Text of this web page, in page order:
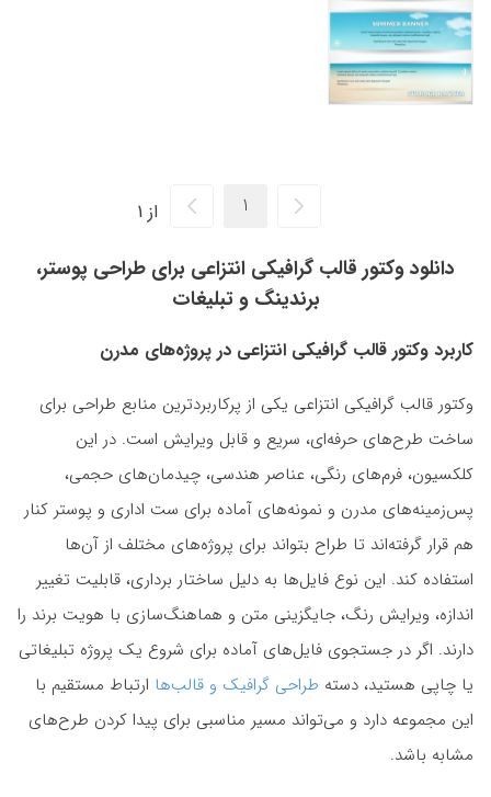
از 1
دانلود وکتور قالب گرافیکی انتزاعی برای طراحی پوستر،
برندینگ و تبلیغات
کاربرد وکتور قالب گرافیکی انتزاعی در پروژه‌های مدرن
وکتور قالب گرافیکی انتزاعی یکی از پرکاربردترین منابع طراحی برای
ساخت طرح‌های حرفه‌ای، سریع و قابل ویرایش است. در این
کلکسیون، فرم‌های رنگی، عناصر هندسی، چیدمان‌های حجمی،
پس‌زمینه‌های مدرن و نمونه‌های آماده برای ست اداری و پوستر کنار
هم قرار گرفته‌اند تا طراح بتواند برای پروژه‌های مختلف از آن‌ها
استفاده کند. این نوع فایل‌ها به دلیل ساختار برداری، قابلیت تغییر
اندازه، ویرایش رنگ، جایگزینی متن و هماهنگ‌سازی با هویت برند را
دارند. اگر در جستجوی فایل‌های آماده برای شروع یک پروژه تبلیغاتی
یا چاپی هستید، دسته طراحی گرافیک و قالب‌ها ارتباط مستقیم با
این مجموعه دارد و می‌تواند مسیر مناسبی برای پیدا کردن طرح‌های
مشابه باشد.